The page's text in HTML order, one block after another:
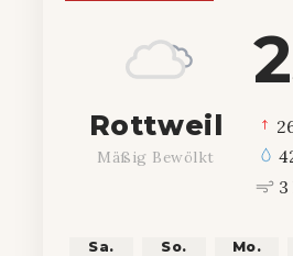
Rottweil
Mäßig Bewölkt
Sa. So. Mo.